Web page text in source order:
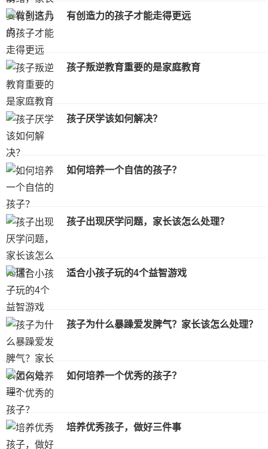
有创造力的孩子才能走得更远
孩子叛逆教育重要的是家庭教育
孩子厌学该如何解决？
如何培养一个自信的孩子？
孩子出现厌学问题，家长该怎么处理？
适合小孩子玩的4个益智游戏
孩子为什么暴躁爱发脾气？家长该怎么处理？
如何培养一个优秀的孩子？
培养优秀孩子，做好三件事